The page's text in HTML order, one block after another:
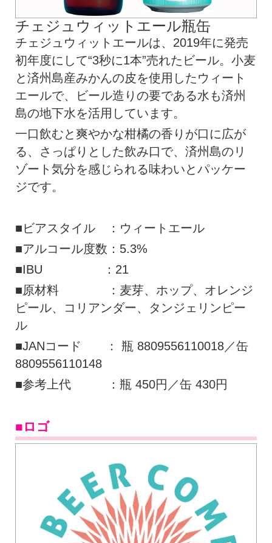
チェジュウィットエール瓶缶
チェジュウィットエールは、2019年に発売
初年度にして“3秒に1本”売れたビール。小麦
と済州島産みかんの皮を使用したウィート
エールで、ビール造りの要である水も済州
島の地下水を活用しています。
一口飲むと爽やかな柑橘の香りが口に広が
る、さっぱりとした飲み口で、済州島のリ
ゾート気分を感じられる味わいとパッケー
ジです。
■ビアスタイル ：ウィートエール
■アルコール度数：5.3%
■IBU ：21
■原材料 ：麦芽、ホップ、オレンジ
ピール、コリアンダー、タンジェリンピー
ル
■JANコード ： 瓶 8809556110018／缶
8809556110148
■参考上代 ：瓶 450円／缶 430円
■ロゴ